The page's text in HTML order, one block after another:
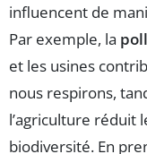
influencent de
Par exemple, la
et les usines
nous respirons,
l’agriculture réduit
biodiversité. En